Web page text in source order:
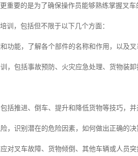
重要的是为了确保操作员能够熟练掌握叉
训，包括但不限于以下几个方面：
功能，了解各个部件的名称和作用，以及叉
，包括事故预防、火灾应急处理、货物装
括推进、倒车、提升和降低货物等技巧，并
，识别潜在的危险因素，如何做出正确的决
对叉车故障、货物倾倒、其他车辆或人员